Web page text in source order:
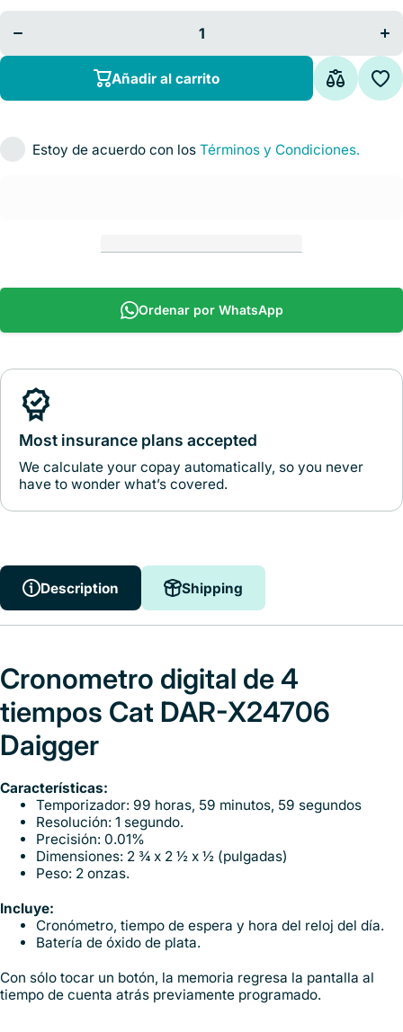
digital de 4
Cat DAR-
Añadir al carrito
Estoy de acuerdo con los Términos y Condiciones.
Ordenar por WhatsApp
Most insurance plans accepted
We calculate your copay automatically, so you never
have to wonder what’s covered.
Description Shipping
Cronometro digital de 4
tiempos Cat DAR-X24706
Daigger
Características:
Temporizador: 99 horas, 59 minutos, 59 segundos
Resolución: 1 segundo.
Precisión: 0.01%
Dimensiones: 2 ¾ x 2 ½ x ½ (pulgadas)
Peso: 2 onzas.
Incluye:
Cronómetro, tiempo de espera y hora del reloj del día.
Batería de óxido de plata.
Con sólo tocar un botón, la memoria regresa la pantalla al
tiempo de cuenta atrás previamente programado.